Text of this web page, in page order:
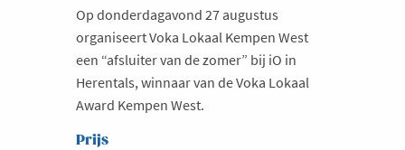
Op donderdagavond 27 augustus
organiseert Voka Lokaal Kempen West
een “afsluiter van de zomer” bij iO in
Herentals, winnaar van de Voka Lokaal
Award Kempen West.
Prijs